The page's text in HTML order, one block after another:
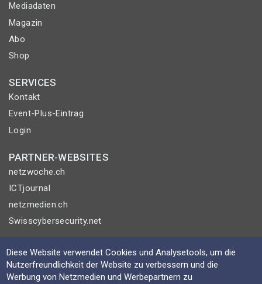
Mediadaten
Magazin
Abo
Shop
SERVICES
Kontakt
Event-Plus-Eintrag
Login
PARTNER-WEBSITES
netzwoche.ch
ICTjournal
netzmedien.ch
Swisscybersecurity.net
© NETZMEDIEN AG 2026
Impressum
AGB
Diese Website verwendet Cookies und Analysetools, um die
Nutzerfreundlichkeit der Website zu verbessern und die
Werbung von Netzmedien und Werbepartnern zu